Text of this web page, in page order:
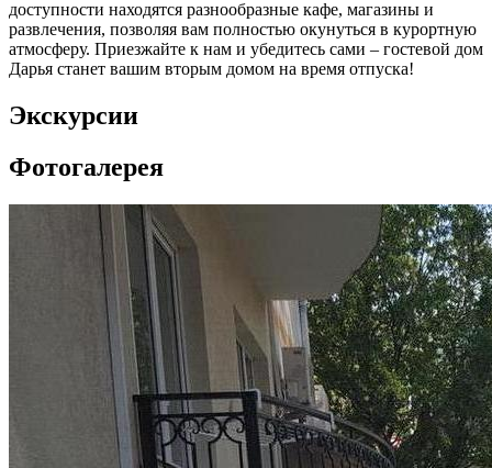
доступности находятся разнообразные кафе, магазины и
развлечения, позволяя вам полностью окунуться в курортную
атмосферу. Приезжайте к нам и убедитесь сами – гостевой дом
Дарья станет вашим вторым домом на время отпуска!
Экскурсии
Фотогалерея